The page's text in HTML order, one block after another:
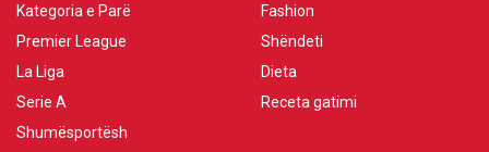
Kategoria e Parë
Premier League
La Liga
Serie A
Shumësportësh
Fashion
Shëndeti
Dieta
Receta gatimi